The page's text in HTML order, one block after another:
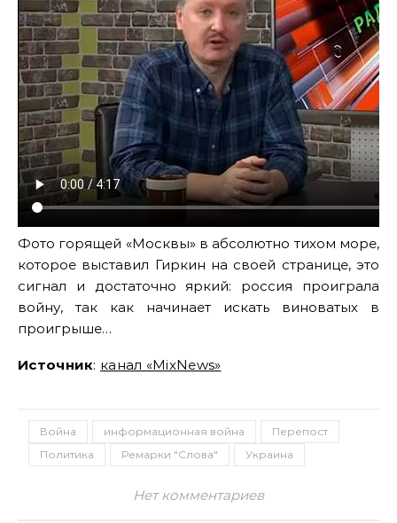
Фото горящей «Москвы» в абсолютно тихом море,
которое выставил Гиркин на своей странице, это
сигнал и достаточно яркий: россия проиграла
войну, так как начинает искать виноватых в
проигрыше…
Источник: канал «MixNews»
Война информационная война
Перепост
Политика
Ремарки "Слова" Украина
Нет комментариев